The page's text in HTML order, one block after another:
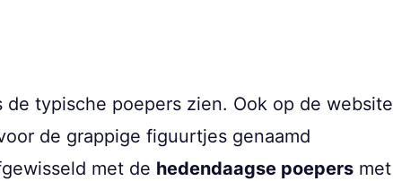
de typische poepers zien. Ook op de website
de grappige figuurtjes genaamd
met de hedendaagse poepers met